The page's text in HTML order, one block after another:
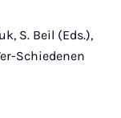
S. Beil (Eds.),
Schiedenen